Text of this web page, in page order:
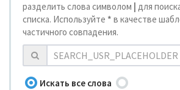
разделить слова символом | для
списка. Используйте * в качестве
частичного совпадения.
Искать все слова